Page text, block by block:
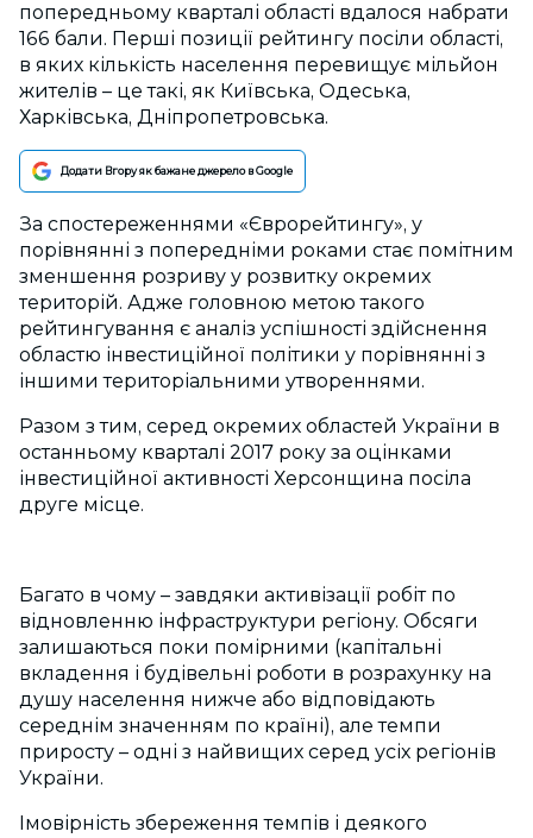
попередньому кварталі області вдалося набрати
166 бали. Перші позиції рейтингу посіли області,
в яких кількість населення перевищує мільйон
жителів – це такі, як Київська, Одеська,
Харківська, Дніпропетровська.
Додати Вгору як бажане джерело в Google
За спостереженнями «Єврорейтингу», у
порівнянні з попередніми роками стає помітним
зменшення розриву у розвитку окремих
територій. Адже головною метою такого
рейтингування є аналіз успішності здійснення
областю інвестиційної політики у порівнянні з
іншими територіальними утвореннями.
Разом з тим, серед окремих областей України в
останньому кварталі 2017 року за оцінками
інвестиційної активності Херсонщина посіла
друге місце.
Багато в чому – завдяки активізації робіт по
відновленню інфраструктури регіону. Обсяги
залишаються поки помірними (капітальні
вкладення і будівельні роботи в розрахунку на
душу населення нижче або відповідають
середнім значенням по країні), але темпи
приросту – одні з найвищих серед усіх регіонів
України.
Імовірність збереження темпів і деякого